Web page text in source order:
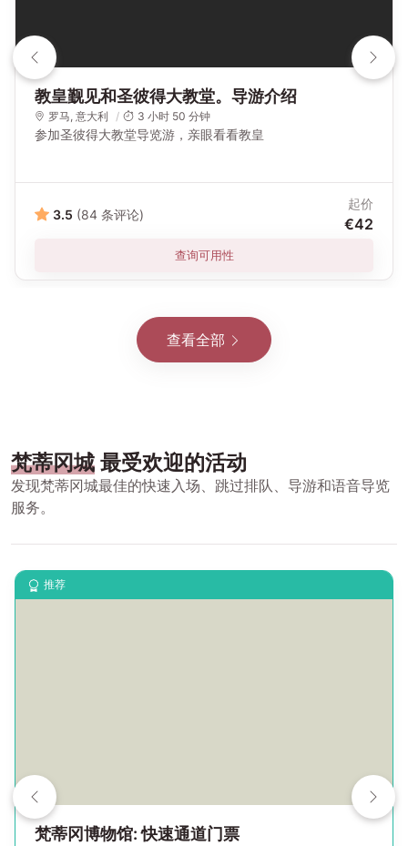
教皇觐见和圣彼得大教堂。导游介绍
罗马 , 意大利 3 小时 50 分钟
参加圣彼得大教堂导览游，亲眼看看教皇
3.5 (84 条评论)
起价
€42
查询可用性
查看全部
梵蒂冈城 最受欢迎的活动
发现梵蒂冈城最佳的快速入场、跳过排队、导游和语音导览
服务。
推荐
梵蒂冈博物馆: 快速通道门票